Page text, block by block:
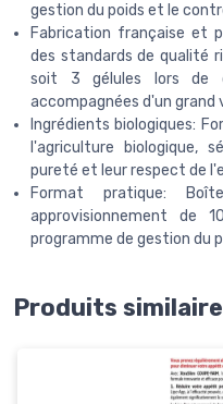
gestion du poids et le
Fabrication française et
des standards de qualité
soit 3 gélules lors de
accompagnées d'un grand
Ingrédients biologiques:
l'agriculture biologique,
pureté et leur respect de
Format pratique:
approvisionnement de
programme de gestion du
Produits